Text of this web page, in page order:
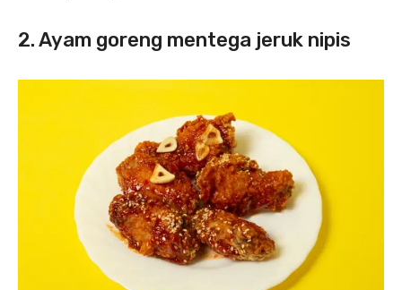
2. Ayam goreng mentega jeruk nipis